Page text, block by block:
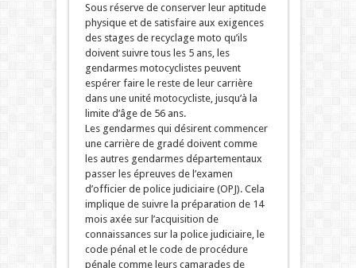
Sous réserve de conserver leur aptitude
physique et de satisfaire aux exigences
des stages de recyclage moto qu’ils
doivent suivre tous les 5 ans, les
gendarmes motocyclistes peuvent
espérer faire le reste de leur carrière
dans une unité motocycliste, jusqu’à la
limite d’âge de 56 ans.
Les gendarmes qui désirent commencer
une carrière de gradé doivent comme
les autres gendarmes départementaux
passer les épreuves de l’examen
d’officier de police judiciaire (OPJ). Cela
implique de suivre la préparation de 14
mois axée sur l’acquisition de
connaissances sur la police judiciaire, le
code pénal et le code de procédure
pénale comme leurs camarades de